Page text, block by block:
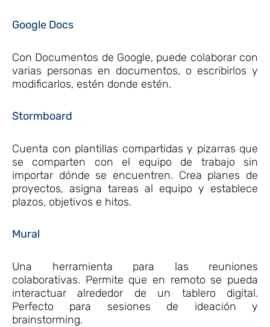
Google Docs
Con Documentos de Google, puede colaborar con
varias personas en documentos, o escribirlos y
modificarlos, estén donde estén.
Stormboard
Cuenta con plantillas compartidas y pizarras que
se comparten con el equipo de trabajo sin
importar dónde se encuentren. Crea planes de
proyectos, asigna tareas al equipo y establece
plazos, objetivos e hitos.
Mural
Una herramienta para las reuniones
colaborativas. Permite que en remoto se pueda
interactuar alrededor de un tablero digital.
Perfecto para sesiones de ideación y
brainstorming.